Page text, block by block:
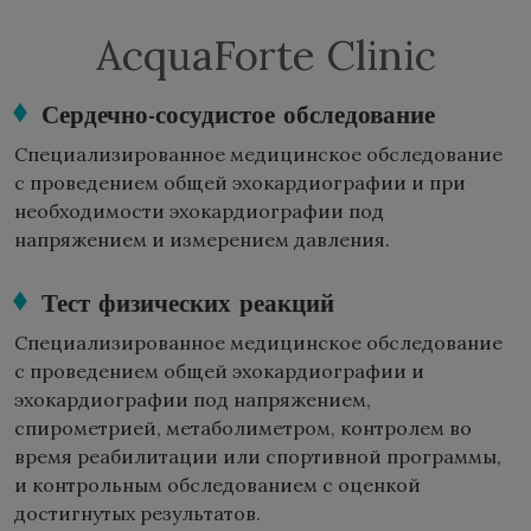
AcquaForte Clinic
Сердечно-сосудистое обследование
Специализированное медицинское обследование
с проведением общей эхокардиографии и при
необходимости эхокардиографии под
напряжением и измерением давления.
Тест физических реакций
Специализированное медицинское обследование
с проведением общей эхокардиографии и
эхокардиографии под напряжением,
спирометрией, метаболиметром, контролем во
время реабилитации или спортивной программы,
и контрольным обследованием с оценкой
достигнутых результатов.